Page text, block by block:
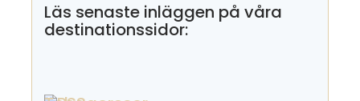
Läs senaste inläggen på våra
destinationssidor: